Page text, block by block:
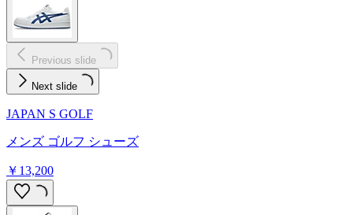
Previous slide
Next slide
JAPAN S GOLF
メンズ ゴルフ シューズ
￥13,200